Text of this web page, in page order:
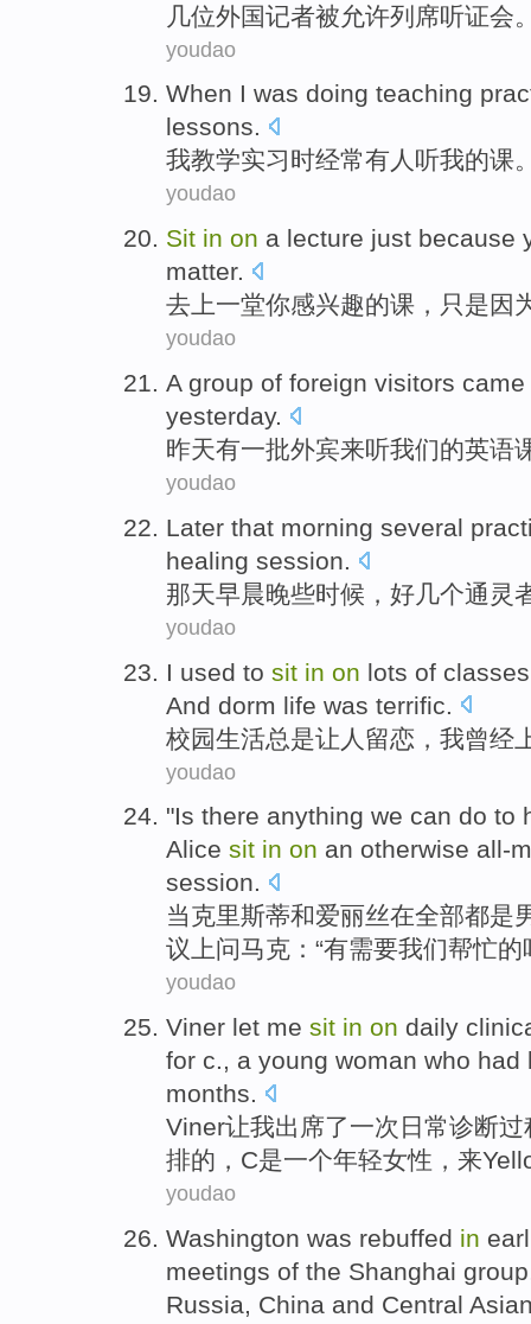
几位外国记者被允许列席听证会
youdao
When I was doing teaching
lessons.
我教学实习时经常有人 听我的课
youdao
Sit in on a lecture just because
matter.
去上一堂你感兴趣的课， 只是因
youdao
A group of foreign visitors came
yesterday.
昨天有一批外宾来听我们的英语
youdao
Later that morning several
healing session.
那天早晨晚些时候 ，好几个通灵
youdao
I used to sit in on lots of classes
And dorm life was terrific.
校园生活总是让人留恋， 我曾经
youdao
"Is there anything we can do to
Alice sit in on an otherwise all-
session.
当克里斯蒂和爱丽丝在全部都是
议 上问马克：“有需要我们帮忙的
youdao
Viner let me sit in on daily
for c., a young woman who had
months.
Viner让我出席了一次 日常诊断过
排的，C是一个年轻女性 ，来
youdao
Washington was rebuffed in
meetings of the Shanghai group
Russia, China and Central